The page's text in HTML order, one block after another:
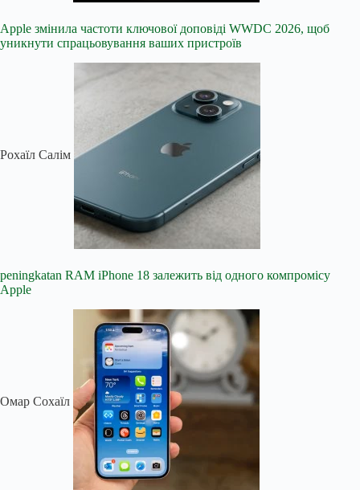
Apple змінила частоти ключової доповіді WWDC 2026, щоб
уникнути спрацьовування ваших пристроїв
Рохаїл Салім
peningkatan RAM iPhone 18 залежить від одного компромісу
Apple
Омар Сохаїл